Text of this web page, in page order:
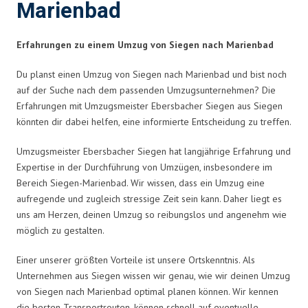
Marienbad
Erfahrungen zu einem Umzug von Siegen nach Marienbad
Du planst einen Umzug von Siegen nach Marienbad und bist noch
auf der Suche nach dem passenden Umzugsunternehmen? Die
Erfahrungen mit Umzugsmeister Ebersbacher Siegen aus Siegen
könnten dir dabei helfen, eine informierte Entscheidung zu treffen.
Umzugsmeister Ebersbacher Siegen hat langjährige Erfahrung und
Expertise in der Durchführung von Umzügen, insbesondere im
Bereich Siegen-Marienbad. Wir wissen, dass ein Umzug eine
aufregende und zugleich stressige Zeit sein kann. Daher liegt es
uns am Herzen, deinen Umzug so reibungslos und angenehm wie
möglich zu gestalten.
Einer unserer größten Vorteile ist unsere Ortskenntnis. Als
Unternehmen aus Siegen wissen wir genau, wie wir deinen Umzug
von Siegen nach Marienbad optimal planen können. Wir kennen